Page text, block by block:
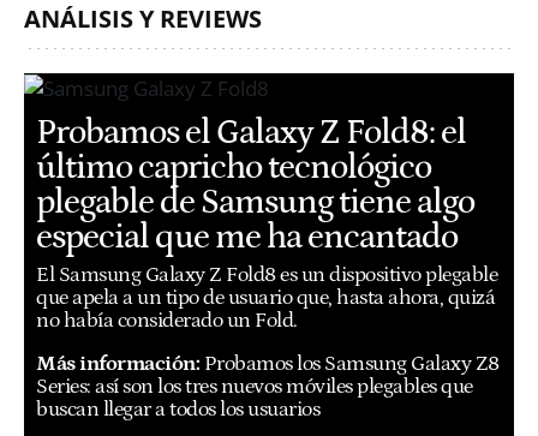
ANÁLISIS Y REVIEWS
Probamos el Galaxy Z Fold8: el
último capricho tecnológico
plegable de Samsung tiene algo
especial que me ha encantado
El Samsung Galaxy Z Fold8 es un dispositivo plegable
que apela a un tipo de usuario que, hasta ahora, quizá
no había considerado un Fold.
Más información: Probamos los Samsung Galaxy Z8
Series: así son los tres nuevos móviles plegables que
buscan llegar a todos los usuarios